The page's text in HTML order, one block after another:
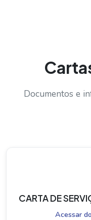
Documentos e
CARTA DE
Acessar